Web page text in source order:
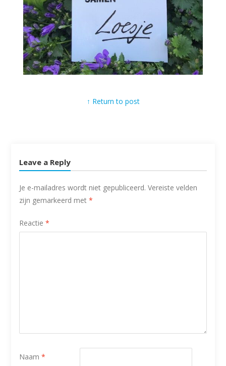
↑ Return to post
Leave a Reply
Je e-mailadres wordt niet gepubliceerd. Vereiste velden
zijn gemarkeerd met *
Reactie *
Naam *